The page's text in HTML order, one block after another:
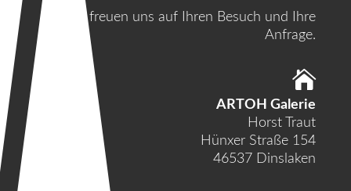
Wir freuen uns auf Ihren Besuch und Ihre
Anfrage.

ARTOH Galerie
Horst Traut
Hünxer Straße 154
46537 Dinslaken